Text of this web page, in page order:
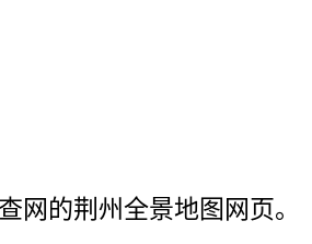
网的荆州全景地图网页。